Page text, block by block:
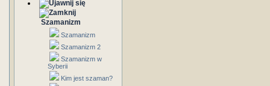
Szamanizm
Szamanizm
Szamanizm 2
Szamanizm w
Syberii
Kim jest szaman?